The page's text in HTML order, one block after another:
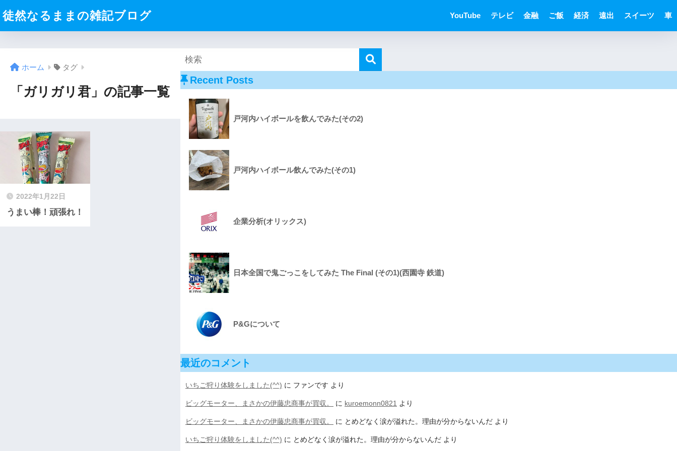
徒然なるままの雑記ブログ YouTube テレビ 金融 ご飯 経済 遠出 スイーツ 車
ホーム タグ
「ガリガリ君」の記事一覧
2022年1月22日
うまい棒！頑張れ！
Recent Posts
戸河内ハイボールを飲んでみた(その2)
戸河内ハイボール飲んでみた(その1)
企業分析(オリックス)
日本全国で鬼ごっこをしてみた The Final (その1)(西園寺 鉄道)
P&Gについて
最近のコメント
いちご狩り体験をしました(^^) に ファンです より
ビッグモーター、まさかの伊藤忠商事が買収。 に kuroemonn0821 より
ビッグモーター、まさかの伊藤忠商事が買収。 に とめどなく涙が溢れた。理由が分からないんだ より
いちご狩り体験をしました(^^) に とめどなく涙が溢れた。理由が分からないんだ より